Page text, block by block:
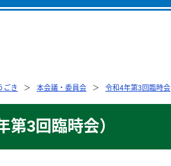
ごき 本会議・委員会 令和4年第3回臨時会
3回臨時会）